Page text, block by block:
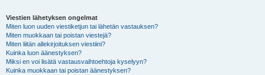
Viestien lähetyksen ongelmat
Miten luon uuden viestiketjun tai lähetän vastauksen?
Miten muokkaan tai poistan viestejä?
Miten liitän allekirjoituksen viestiini?
Kuinka luon äänestyksen?
Miksi en voi lisätä vastausvaihtoehtoja kyselyyn?
Kuinka muokkaan tai poistan äänestyksen?